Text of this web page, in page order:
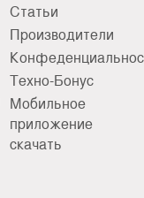
Статьи
Производители
Техно-Бонус
Мобильное
приложение
скачать